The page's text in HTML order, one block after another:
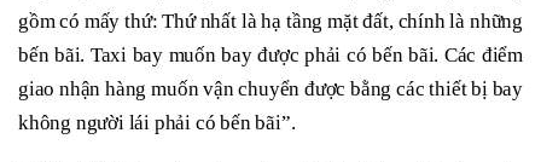
gồm có mấy thứ: Thứ nhất là hạ tầng mặt đất, chính là những
bến bãi. Taxi bay muốn bay được phải có bến bãi. Các điểm
giao nhận hàng muốn vận chuyển được bằng các thiết bị bay
không người lái phải có bến bãi”.